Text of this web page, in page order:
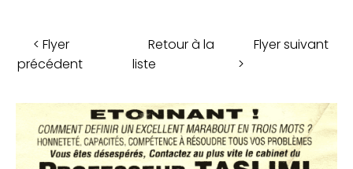
< Flyer
précédent
Retour à la
liste
Flyer suivant
>